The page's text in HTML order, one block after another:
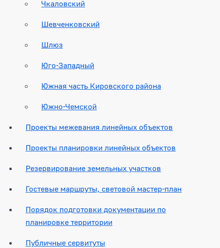
Чкаловский
Шевченковский
Шлюз
Юго-Западный
Южная часть Кировского района
Южно-Чемской
Проекты межевания линейных объектов
Проекты планировки линейных объектов
Резервирование земельных участков
Гостевые маршруты, световой мастер-план
Порядок подготовки документации по
планировке территории
Публичные сервитуты